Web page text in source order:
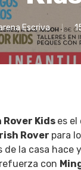
Escriva
Rover Kids es el
Rover para
de la casa hace
con